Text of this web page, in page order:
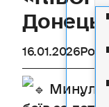
16.01.2026
Минуло